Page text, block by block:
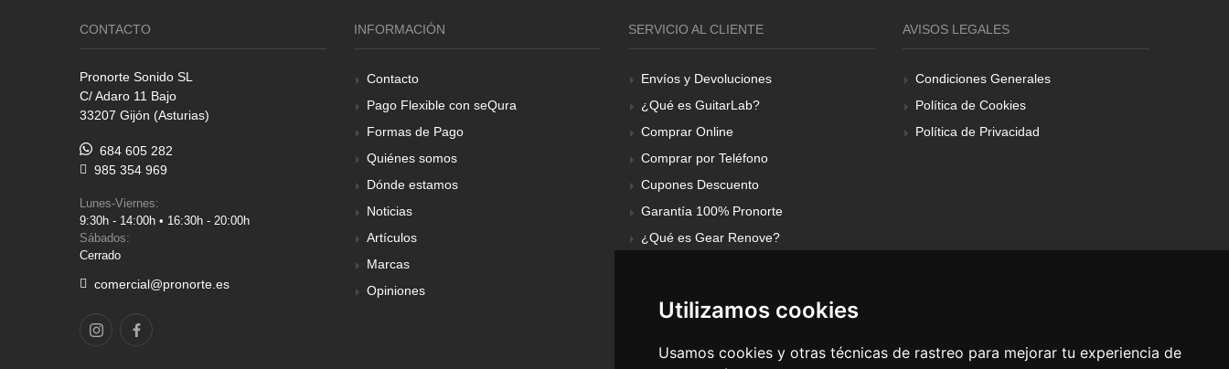
Utilizamos cookies
Usamos cookies y otras técnicas de rastreo para mejorar tu experiencia de
CONTACTO
Pronorte Sonido SL
C/ Adaro 11 Bajo
33207 Gijón (Asturias)
684 605 282
985 354 969
Lunes-Viernes:
9:30h - 14:00h • 16:30h - 20:00h
Sábados:
Cerrado
comercial@pronorte.es
INFORMACIÓN
Contacto
Pago Flexible con seQura
Formas de Pago
Quiénes somos
Dónde estamos
Noticias
Artículos
Marcas
Opiniones
SERVICIO AL CLIENTE
Envíos y Devoluciones
¿Qué es GuitarLab?
Comprar Online
Comprar por Teléfono
Cupones Descuento
Garantía 100% Pronorte
¿Qué es Gear Renove?
AVISOS LEGALES
Condiciones Generales
Política de Cookies
Política de Privacidad